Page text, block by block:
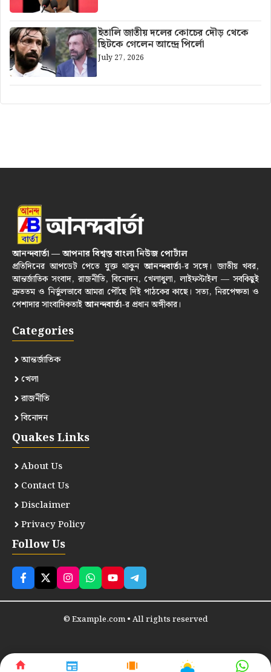
ইতালি জাতীয় দলের কোচের দৌড় থেকে
ছিটকে গেলেন আন্দ্রে পির্লো
July 27, 2026
আনন্দবার্তা — আপনার বিশ্বস্ত বাংলা নিউজ পোর্টাল
প্রতিদিনের আপডেট পেতে যুক্ত থাকুনআনন্দবার্তা-র সঙ্গে। জাতীয় খবর,
আন্তর্জাতিক সংবাদ, রাজনীতি, বিনোদন, খেলাধুলা, লাইফস্টাইল — সবকিছুই
দ্রুততম ও নির্ভুলভাবে আমরা পৌঁছে দিই পাঠকের কাছে। সত্য, নিরপেক্ষতা ও
পেশাদার সাংবাদিকতাইআনন্দবার্তা-র প্রধান অঙ্গীকার।
Categories
আন্তর্জাতিক
খেলা
রাজনীতি
বিনোদন
Quakes Links
About Us
Contact Us
Disclaimer
Privacy Policy
Follow Us
© Example.com • All rights reserved